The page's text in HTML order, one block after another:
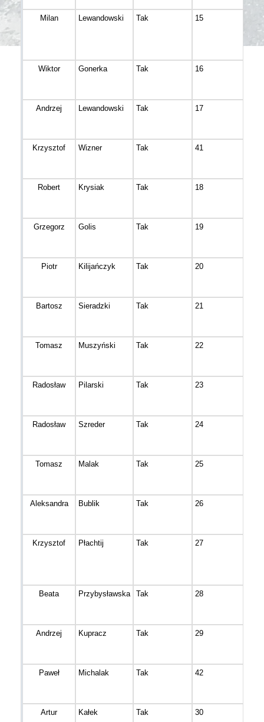
Milan Lewandowski Tak 15
Wiktor Gonerka Tak 16
Andrzej Lewandowski Tak 17
Krzysztof Wizner Tak 41
Robert Krysiak Tak 18
Grzegorz Golis Tak 19
Piotr Kilijańczyk Tak 20
Bartosz Sieradzki Tak 21
Tomasz Muszyński Tak 22
Radosław Pilarski Tak 23
Radosław Szreder Tak 24
Tomasz Malak Tak 25
Aleksandra Bublik Tak 26
Krzysztof Płachtij Tak 27
Beata Przybysławska Tak 28
Andrzej Kupracz Tak 29
Paweł Michalak Tak 42
Artur Kałek Tak 30